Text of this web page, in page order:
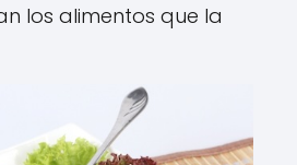
los alimentos que la